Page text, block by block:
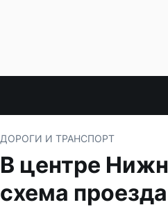
ДОРОГИ И ТРАНСПОРТ
В центре
схема проезда